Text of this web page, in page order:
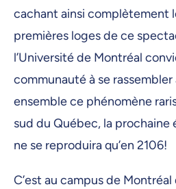
cachant ainsi complètement
premières loges de ce
l’Université de Montréal
communauté à se
ensemble ce phénomène
sud du Québec, la prochaine
ne se reproduira qu’en 2106!
C’est au campus de Montréal